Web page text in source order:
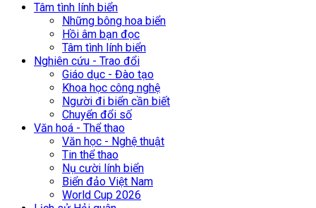
Tâm tình lính biển
Những bông hoa biển
Hồi âm bạn đọc
Tâm tình lính biển
Nghiên cứu - Trao đổi
Giáo dục - Đào tạo
Khoa học công nghệ
Người đi biển cần biết
Chuyển đổi số
Văn hoá - Thể thao
Văn học - Nghệ thuật
Tin thể thao
Nụ cười lính biển
Biển đảo Việt Nam
World Cup 2026